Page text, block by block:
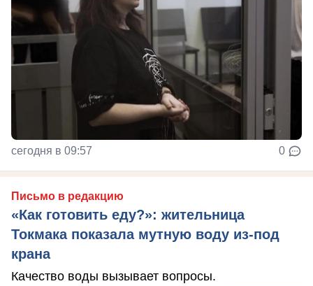
сегодня в 09:57 0
Письмо в редакцию
«Как готовить еду?»: жительница
Токмака показала мутную воду из-под
крана
Качество воды вызывает вопросы.